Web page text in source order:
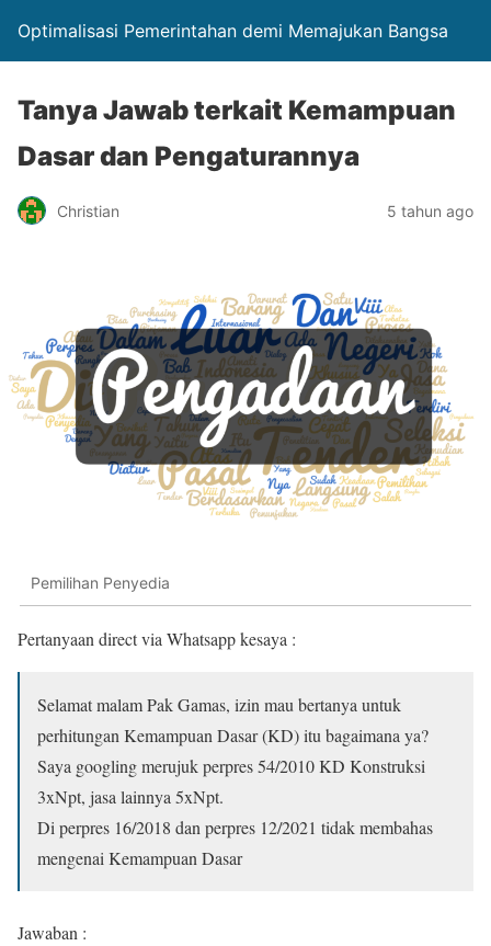
Optimalisasi Pemerintahan demi Memajukan Bangsa
Tanya Jawab terkait Kemampuan
Dasar dan Pengaturannya
Christian 5 tahun ago
Pemilihan Penyedia
Pertanyaan direct via Whatsapp kesaya :
Selamat malam Pak Gamas, izin mau bertanya untuk
perhitungan Kemampuan Dasar (KD) itu bagaimana ya?
Saya googling merujuk perpres 54/2010 KD Konstruksi
3xNpt, jasa lainnya 5xNpt.
Di perpres 16/2018 dan perpres 12/2021 tidak membahas
mengenai Kemampuan Dasar
Jawaban :